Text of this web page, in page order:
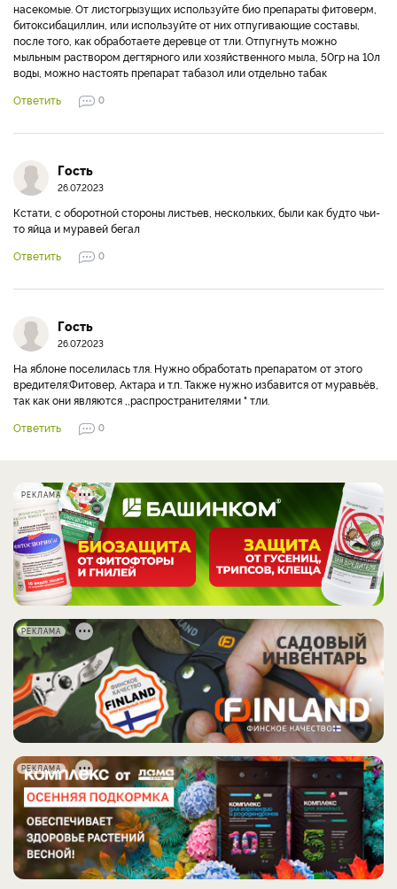
насекомые. От листогрызущих используйте био препараты фитоверм,
битоксибациллин, или используйте от них отпугивающие составы,
после того, как обработаете деревце от тли. Отпугнуть можно
мыльным раствором дегтярного или хозяйственного мыла, 50гр на 10л
воды, можно настоять препарат табазол или отдельно табак
Ответить
0
Гость
26.07.2023
Кстати, с оборотной стороны листьев, нескольких, были как будто чьи-
то яйца и муравей бегал
Ответить
0
Гость
26.07.2023
На яблоне поселилась тля. Нужно обработать препаратом от этого
вредителя:Фитовер, Актара и т.п. Также нужно избавится от муравьёв,
так как они являются ,,распространителями " тли.
Ответить
0
РЕКЛАМА
РЕКЛАМА
РЕКЛАМА